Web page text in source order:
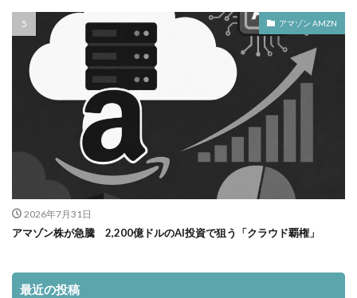
アマゾン AMZN
2026年7月31日
アマゾン株が急騰 2,200億ドルのAI投資で狙う「クラウド覇権」
最近の投稿